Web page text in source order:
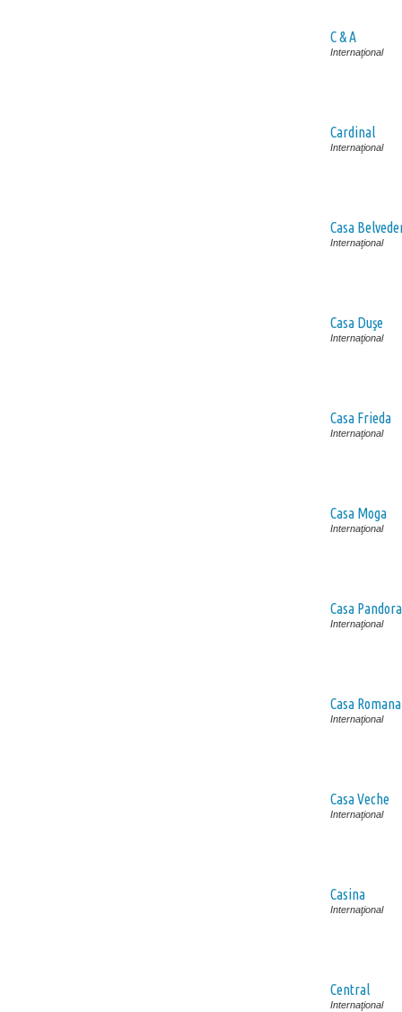
C & A
Internaţional
Cardinal
Internaţional
Casa
Internaţional
Casa Duşe
Internaţional
Casa Frieda
Internaţional
Casa Moga
Internaţional
Casa Pandora
Internaţional
Casa Romana
Internaţional
Casa Veche
Internaţional
Casina
Internaţional
Central
Internaţional